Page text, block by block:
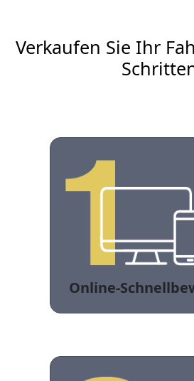
Verkaufen Sie Ihr
Online-